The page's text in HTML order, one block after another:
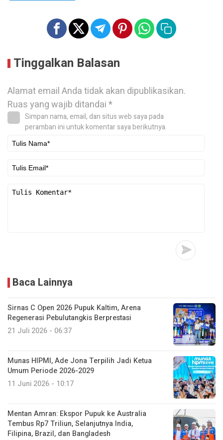
Tinggalkan Balasan
Alamat email Anda tidak akan dipublikasikan.
Ruas yang wajib ditandai*
Simpan nama, email, dan situs web saya pada
peramban ini untuk komentar saya berikutnya.
Baca Lainnya
Sirnas C Open 2026 Pupuk Kaltim, Arena
Regenerasi Pebulutangkis Berprestasi
21 Juli 2026 - 06:37
Munas HIPMI, Ade Jona Terpilih Jadi Ketua
Umum Periode 2026-2029
11 Juni 2026 - 10:17
Mentan Amran: Ekspor Pupuk ke Australia
Tembus Rp7 Triliun, Selanjutnya India,
Filipina, Brazil, dan Bangladesh